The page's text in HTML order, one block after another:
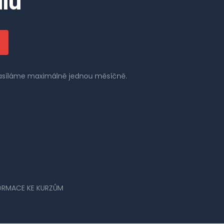
maximálně jednou měsíčně.
KE KURZŮM